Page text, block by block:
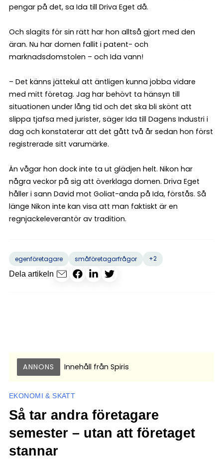
pengar på det, sa Ida till Driva Eget då.
Och slagits för sin rätt har hon alltså gjort med den
äran. Nu har domen fallit i patent- och
marknadsdomstolen – och Ida vann!
– Det känns jättekul att äntligen kunna jobba vidare
med mitt företag. Jag har behövt ta hänsyn till
situationen under lång tid och det ska bli skönt att
slippa tjafsa med jurister, säger Ida till Dagens Industri i
dag och konstaterar att det gått två år sedan hon först
registrerade sitt varumärke.
Än vågar hon dock inte ta ut glädjen helt. Nikon har
några veckor på sig att överklaga domen. Driva Eget
håller i sann David mot Goliat-anda på Ida, förstås. Så
länge Nikon inte kan visa att man faktiskt är en
regnjackeleverantör av tradition.
egenföretagare småföretagarfrågor
+2
Dela artikeln
ANNONS Innehåll från Spiris
EKONOMI & SKATT
Så tar andra företagare
semester – utan att företaget
stannar